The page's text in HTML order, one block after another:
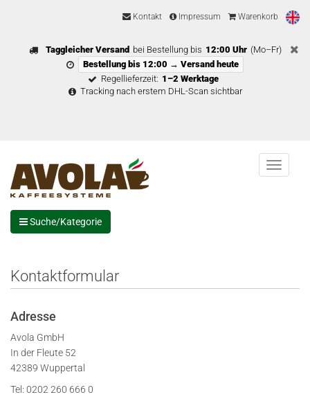
Kontakt Impressum Warenkorb
Taggleicher Versand bei Bestellung bis 12:00 Uhr (Mo–Fr)
Bestellung bis 12:00 → Versand heute
Regellieferzeit: 1–2 Werktage
Tracking nach erstem DHL-Scan sichtbar
Menu
Suche/Kategorie
Kontaktformular
Adresse
Avola GmbH
In der Fleute 52
42389 Wuppertal
Tel: 0202 260 666 0